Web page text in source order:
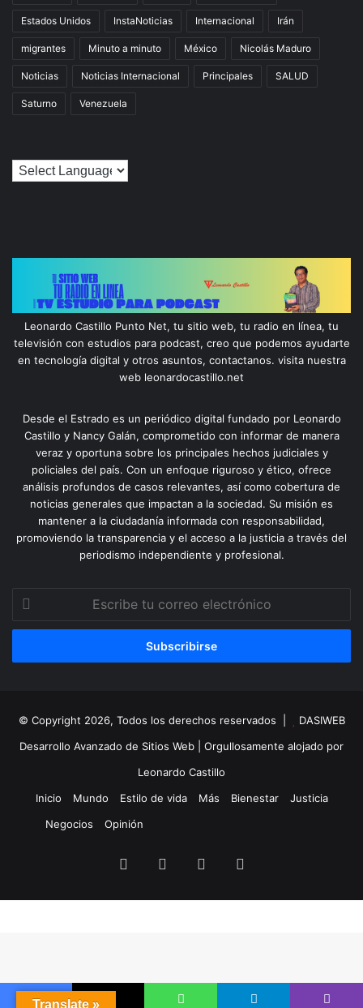
Estados Unidos InstaNoticias Internacional Irán
migrantes Minuto a minuto México Nicolás Maduro
Noticias Noticias Internacional Principales SALUD
Saturno Venezuela
Leonardo Castillo Punto Net, tu sitio web, tu radio en línea, tu
televisión con estudios para podcast, creo que podemos ayudarte
en tecnología digital y otros asuntos, contactanos. visita nuestra
web leonardocastillo.net
Desde el Estrado es un periódico digital fundado por Leonardo
Castillo y Nancy Galán, comprometido con informar de manera
veraz y oportuna sobre los principales hechos judiciales y
policiales del país. Con un enfoque riguroso y ético, ofrece
análisis profundos de casos relevantes, así como cobertura de
noticias generales que impactan a la sociedad. Su misión es
mantener a la ciudadanía informada con responsabilidad,
promoviendo la transparencia y el acceso a la justicia a través del
periodismo independiente y profesional.
correo
© Copyright 2026, Todos los derechos reservados |
DASIWEB
Desarrollo Avanzado de Sitios Web | Orgullosamente alojado por
Leonardo Castillo
Inicio
Mundo Estilo de vida Más Bienestar
Justicia
Negocios
Opinión
Facebook YouTube
Translate »